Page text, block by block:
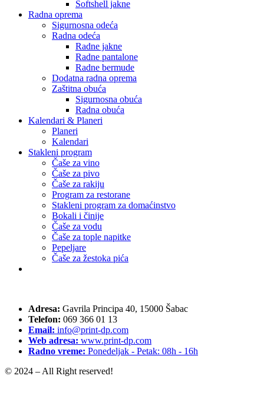
Softshell jakne
Radna oprema
Sigurnosna odeća
Radna odeća
Radne jakne
Radne pantalone
Radne bermude
Dodatna radna oprema
Zaštitna obuća
Sigurnosna obuća
Radna obuća
Kalendari & Planeri
Planeri
Kalendari
Stakleni program
Čaše za vino
Čaše za pivo
Čaše za rakiju
Program za restorane
Stakleni program za domaćinstvo
Bokali i činije
Čaše za vodu
Čaše za tople napitke
Pepeljare
Čaše za žestoka pića
Adresa: Gavrila Principa 40, 15000 Šabac
Telefon: 069 366 01 13
Email: info@print-dp.com
Web adresa: www.print-dp.com
Radno vreme: Ponedeljak - Petak: 08h - 16h
© 2024 – All Right reserved!